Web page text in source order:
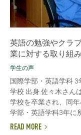
英語の勉強やクラ
業に対する取り組
学生の声
国際学部・英語学科
学校 出身 佐々木さん
学校を卒業され、同
学部・英語学科3年に
READ MORE